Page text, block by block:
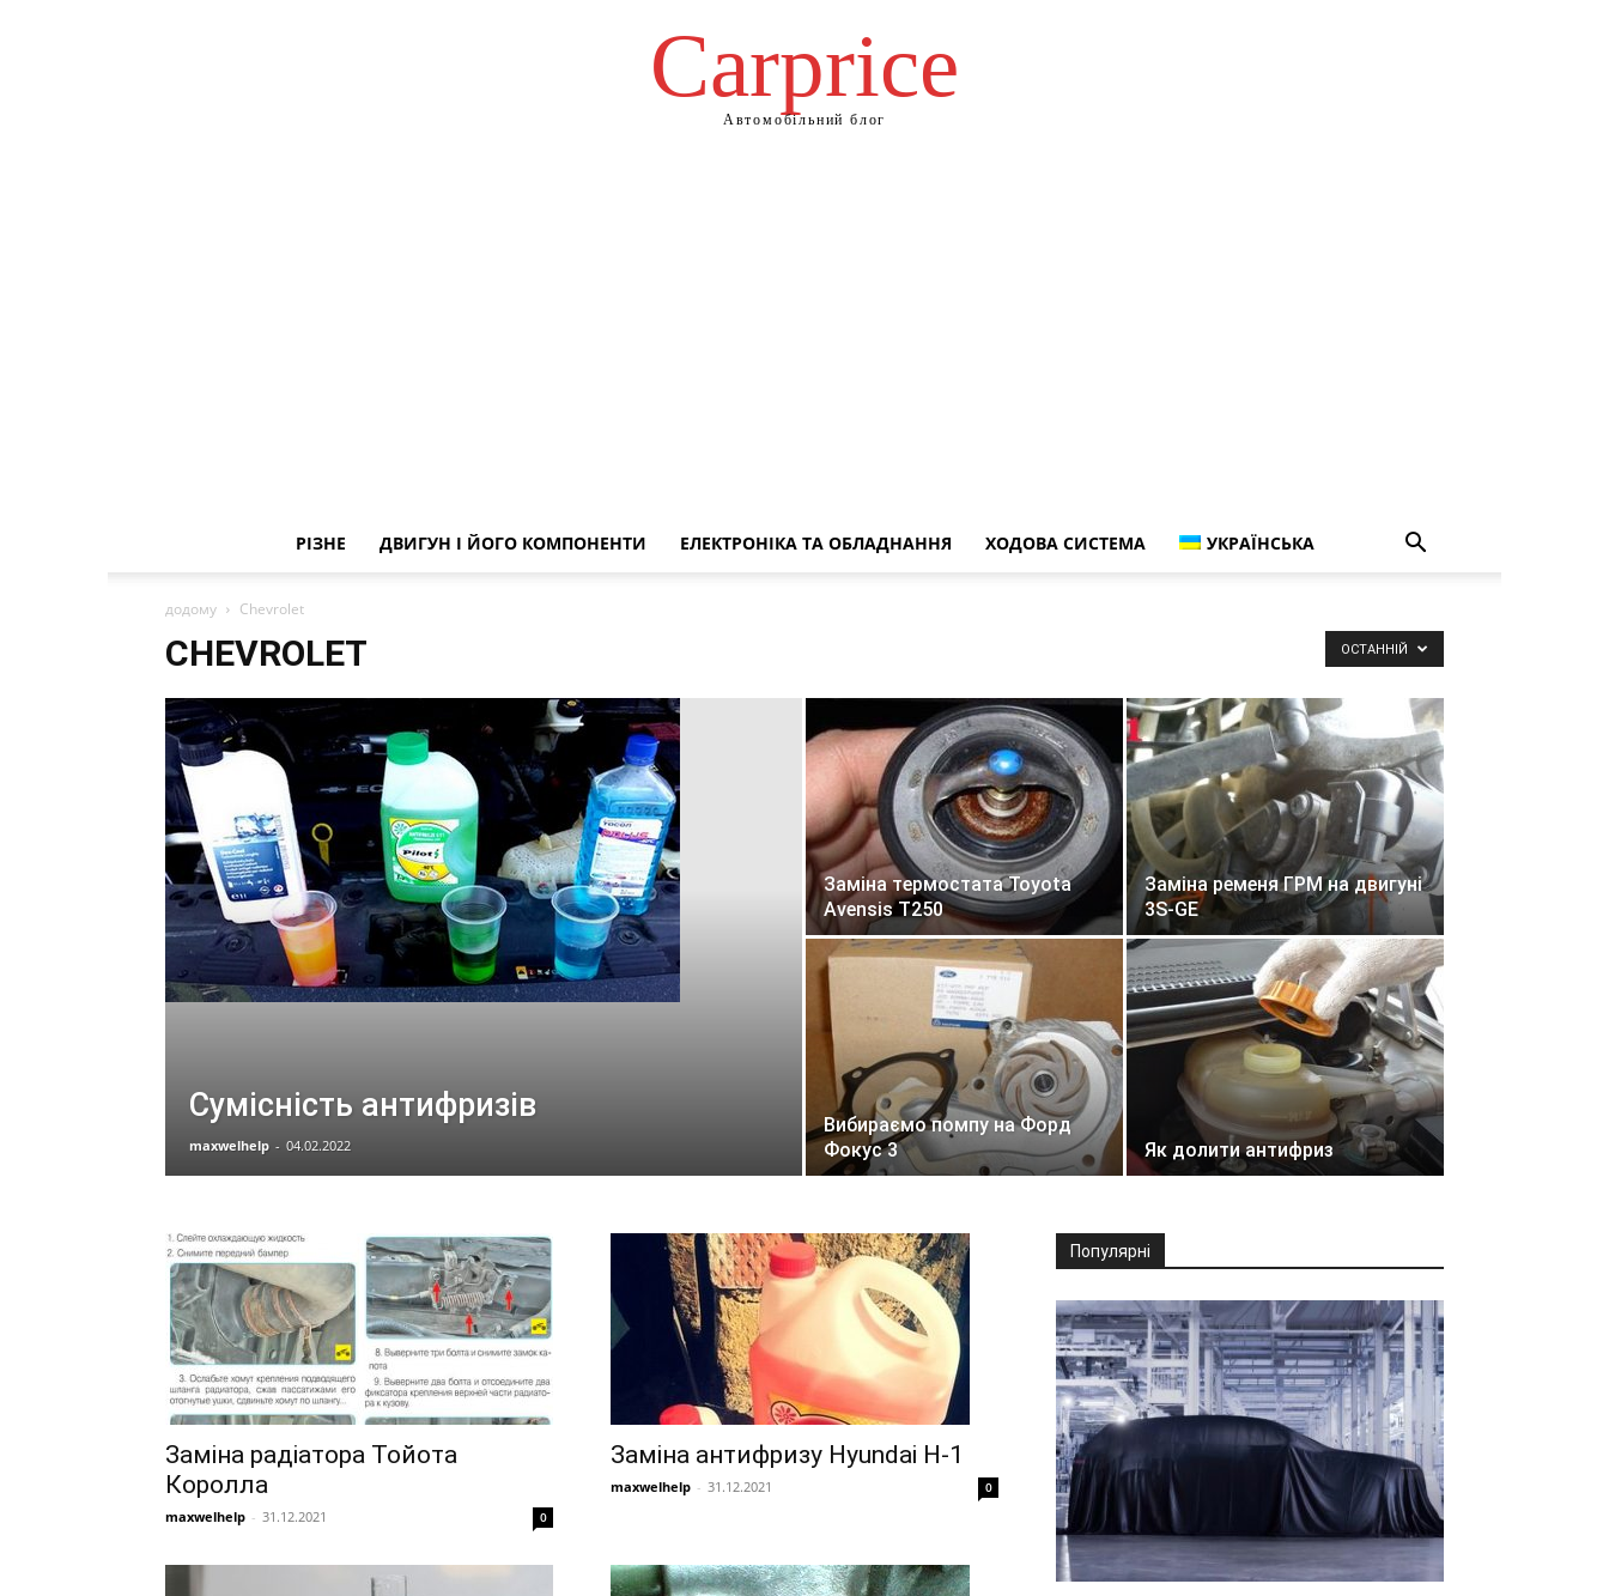
Сarprice
Автомобільний блог
РІЗНЕ ДВИГУН І ЙОГО КОМПОНЕНТИ ЕЛЕКТРОНІКА ТА ОБЛАДНАННЯ ХОДОВА СИСТЕМА УКРАЇНСЬКА
додому Chevrolet
CHEVROLET ОСТАННІЙ
Сумісність антифризів
maxwelhelp - 04.02.2022
Заміна термостата Toyota
Avensis T250
Заміна ременя ГРМ на двигуні
3S-GE
Вибираємо помпу на Форд
Фокус 3
Як долити антифриз
Заміна радіатора Тойота
Королла
maxwelhelp - 31.12.2021 0
Заміна антифризу Hyundai H-1
maxwelhelp - 31.12.2021 0
Популярні